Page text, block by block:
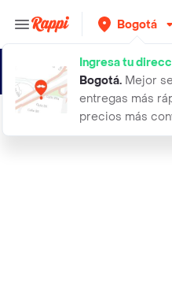
Bogotá
Ingresa tu
Bogotá. Mejor
entregas más
precios más
abrigo foxv2 verde talla